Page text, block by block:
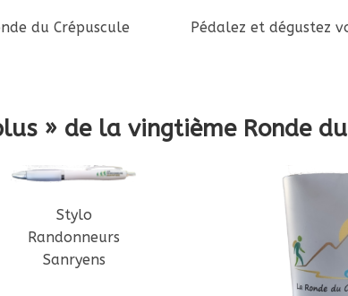
du Crépuscule Pédalez et dégustez
» de la vingtième Ronde
Stylo
Randonneurs
Sanryens